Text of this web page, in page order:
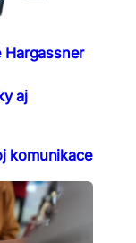
aj
komunikace